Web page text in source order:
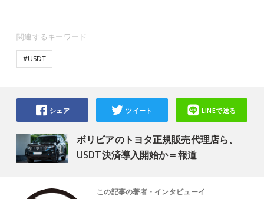
関連するキーワード
#USDT
ボリビアのトヨタ正規販売代理店ら、
USDT決済導入開始か＝報道
シェア ツイート LINEで送る
この記事の著者・インタビューイ